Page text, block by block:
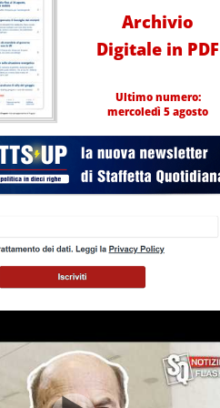
Archivio
Digitale in PDF
Ultimo numero:
mercoledì 5 agosto